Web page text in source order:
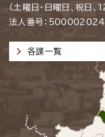
（土曜日・日曜日、祝日
法人番号：
各課一覧